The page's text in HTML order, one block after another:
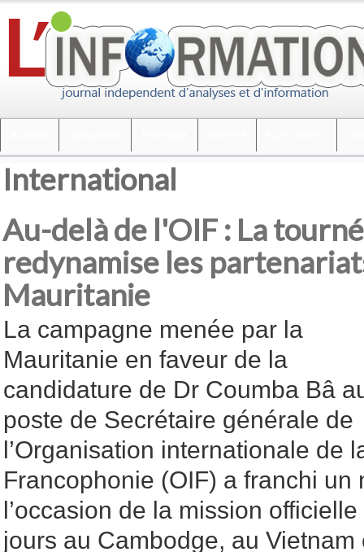
International
Au-delà de l'OIF : La
redynamise les
Mauritanie
La campagne menée par la
Mauritanie en faveur de la
candidature de Dr Coumba Bâ
poste de Secrétaire générale de
l’Organisation internationale de
Francophonie (OIF) a franchi un
l’occasion de la mission
jours au Cambodge, au Vietnam